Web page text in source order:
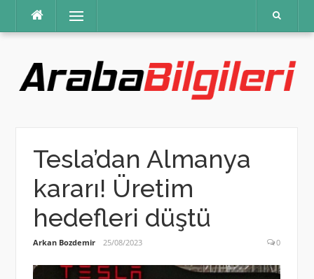
Menü
Tesla’dan Almanya
kararı! Üretim
hedefleri düştü
Arkan Bozdemir 25/08/2023 0